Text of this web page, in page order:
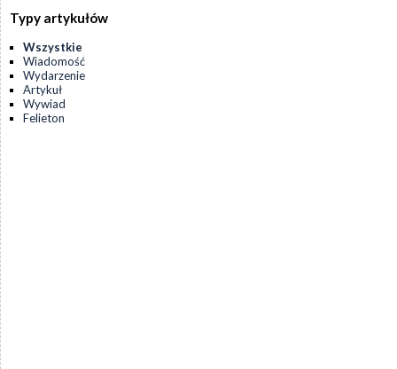
Typy artykułów
Wszystkie
Wiadomość
Wydarzenie
Artykuł
Wywiad
Felieton